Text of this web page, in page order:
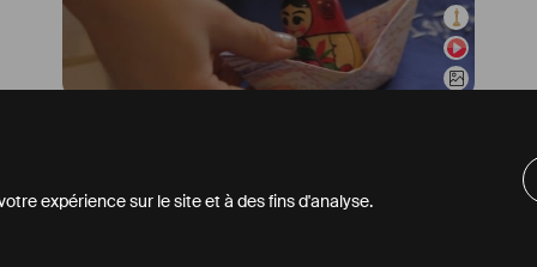
expérience sur le site et à des fins d'analyse.